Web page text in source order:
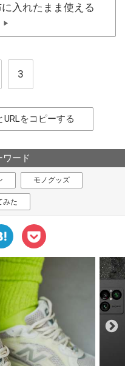
に入れたまま使える
▶
3
をコピーする
ワード
モノグッズ
みた